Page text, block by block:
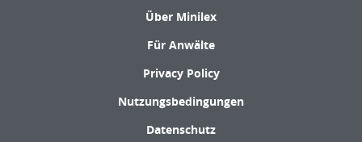
Über Minilex
Für Anwälte
Privacy Policy
Nutzungsbedingungen
Datenschutz